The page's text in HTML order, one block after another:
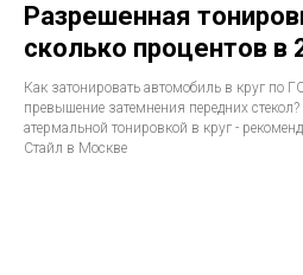
Разрешенная
сколько процентов в
Как затонировать автомобиль в круг по
превышение затемнения передних стекол?
атермальной тонировкой в круг -
Стайл в Москве